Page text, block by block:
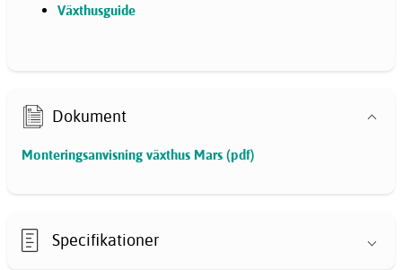
Växthusguide
Dokument
Monteringsanvisning växthus Mars (pdf)
Specifikationer